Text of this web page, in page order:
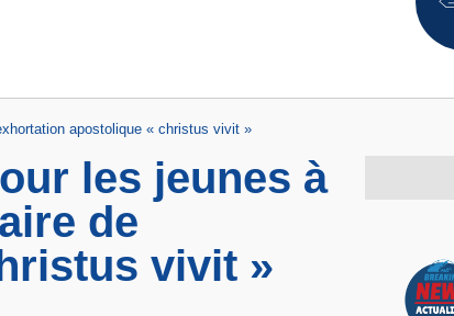
apostolique « christus vivit »
les jeunes à
de
vivit »